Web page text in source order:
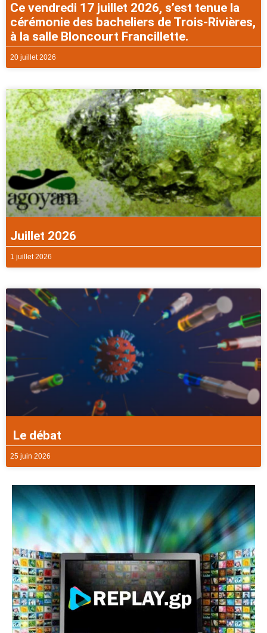
Ce vendredi 17 juillet 2026, s’est tenue la
cérémonie des bacheliers de Trois-Rivières,
à la salle Bloncourt Francillette.
20 juillet 2026
Juillet 2026
1 juillet 2026
Le débat
25 juin 2026